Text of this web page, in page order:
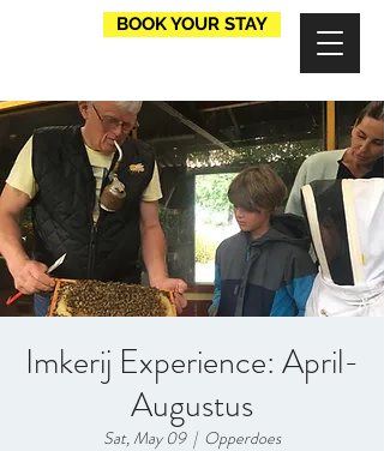
BOOK YOUR STAY
Imkerij Experience: April-
Augustus
Sat, May 09
  |
Opperdoes